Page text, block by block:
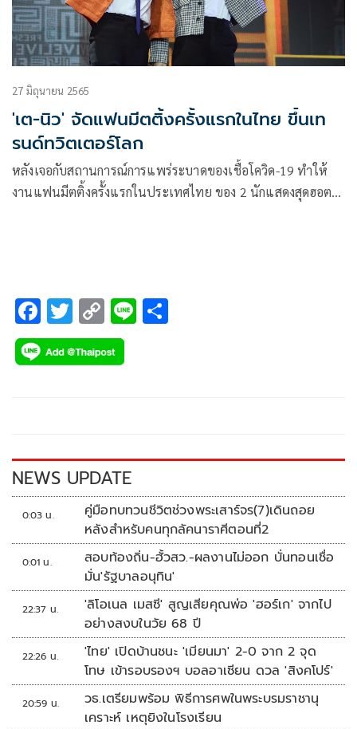
27 มิถุนายน 2565
'เต-นิว' จัดแฟนมีตติ้งครั้งแรกในไทย ขึ้นเท
รนด์ทวิตเตอร์โลก
หลังเจอกับสถานการณ์การแพร่ระบาดของเชื้อโควิด-19 ทำให้
งานแฟนมีตติ้งครั้งแรกในประเทศไทย ของ 2 นักแสดงสุดฮอต
MEETING IN THAILAND
F
ac
e
k
T
wi
tt
C
o
p
k
Li
NEWS UPDATE
0:03 น.
คู่มือทบทวนชีวิตช่วงพระเสาร์จร(7)เดินถอย
หลังสำหรับคนทุกลัคนาราศีตอนที่2
0:01 น.
สอบท้องถิ่น-ฮั้วสว.-ผลงานไม่ออก บั่นทอนเชื่อ
มั่น'รัฐบาลอนุทิน'
22:37 น.
'ลิโอเนล เมสซี' สูญเสียคุณพ่อ 'ฮอร์เก' จากไป
อย่างสงบในวัย 68 ปี
22:26 น.
'ไทย' เปิดบ้านชนะ 'เมียนมา' 2-0 จาก 2 จุด
โทษ เข้ารอบรองฯ บอลอาเซียน ดวล 'สิงคโปร์'
20:59 น.
วธ.เตรียมพร้อม พิธีการศพในพระบรมราชานุ
เคราะห์ เหตุยิงในโรงเรียน